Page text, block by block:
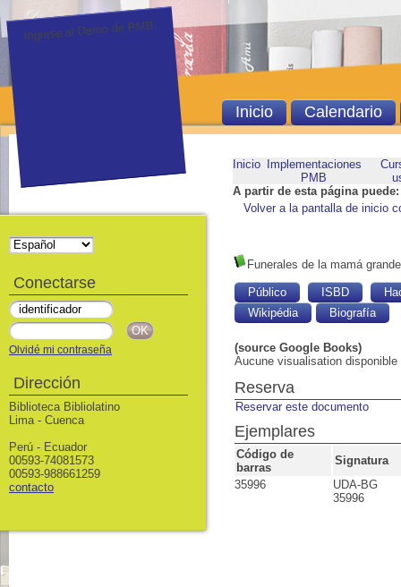
Inicio
Implementaciones
PMB
A partir de esta página puede:
Volver a la pantalla de inicio
Funerales de la mamá grande
Público ISBD
Wikipédia
Biografía
(source Google Books)
Aucune visualisation disponible
Reserva
Reservar este documento
Ejemplares
Código de
barras
Signatura
35996
UDA-BG
35996
Ingrese al Demo de PMB.
Inicio Calendario
Conectarse
Olvidé mi contraseña
Dirección
Biblioteca Bibliolatino
Lima - Cuenca
Perú - Ecuador
00593-74081573
00593-988661259
contacto